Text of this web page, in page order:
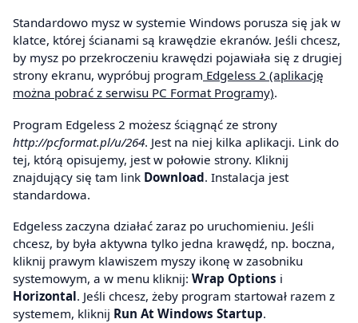
Standardowo mysz w systemie Windows porusza się jak w
klatce, której ścianami są krawędzie ekranów. Jeśli chcesz,
by mysz po przekroczeniu krawędzi pojawiała się z drugiej
strony ekranu, wypróbuj program Edgeless 2 (aplikację
można pobrać z serwisu PC Format Programy).
Program Edgeless 2 możesz ściągnąć ze strony
http://pcformat.pl/u/264. Jest na niej kilka aplikacji. Link do
tej, którą opisujemy, jest w połowie strony. Kliknij
znajdujący się tam link Download. Instalacja jest
standardowa.
Edgeless zaczyna działać zaraz po uruchomieniu. Jeśli
chcesz, by była aktywna tylko jedna krawędź, np. boczna,
kliknij prawym klawiszem myszy ikonę w zasobniku
systemowym, a w menu kliknij: Wrap Options i
Horizontal. Jeśli chcesz, żeby program startował razem z
systemem, kliknij Run At Windows Startup.